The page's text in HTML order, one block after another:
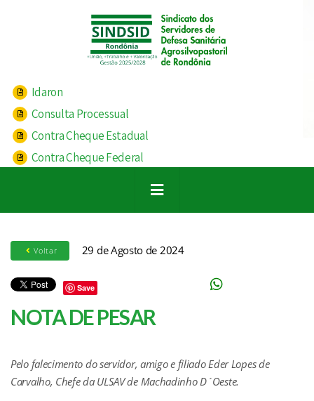
Idaron
Consulta Processual
Contra Cheque Estadual
Contra Cheque Federal
Voltar 29 de Agosto de 2024
Save
NOTA DE PESAR
Pelo falecimento do servidor, amigo e filiado Eder Lopes de
Carvalho, Chefe da ULSAV de Machadinho D´Oeste.